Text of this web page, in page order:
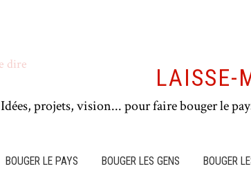
LAISSE-
Idées, projets, vision... pour faire bouger le
BOUGER LE PAYS BOUGER LES GENS BOUGER